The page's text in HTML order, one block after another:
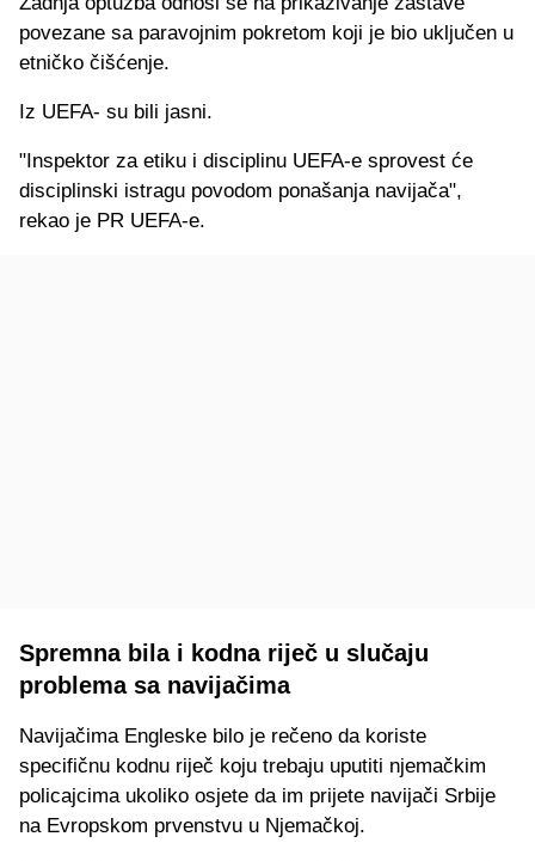
povezane sa paravojnim pokretom koji je bio uključen u
etničko čišćenje.
Iz UEFA- su bili jasni.
"Inspektor za etiku i disciplinu UEFA-e sprovest će
disciplinski istragu povodom ponašanja navijača",
rekao je PR UEFA-e.
Spremna bila i kodna riječ u slučaju
problema sa navijačima
Navijačima Engleske bilo je rečeno da koriste
specifičnu kodnu riječ koju trebaju uputiti njemačkim
policajcima ukoliko osjete da im prijete navijači Srbije
na Evropskom prvenstvu u Njemačkoj.